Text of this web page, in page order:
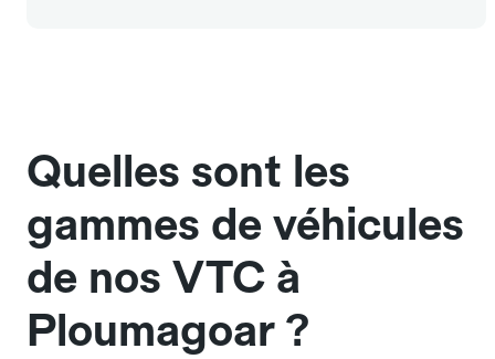
Quelles sont les
gammes de véhicules
de nos VTC à
Ploumagoar ?